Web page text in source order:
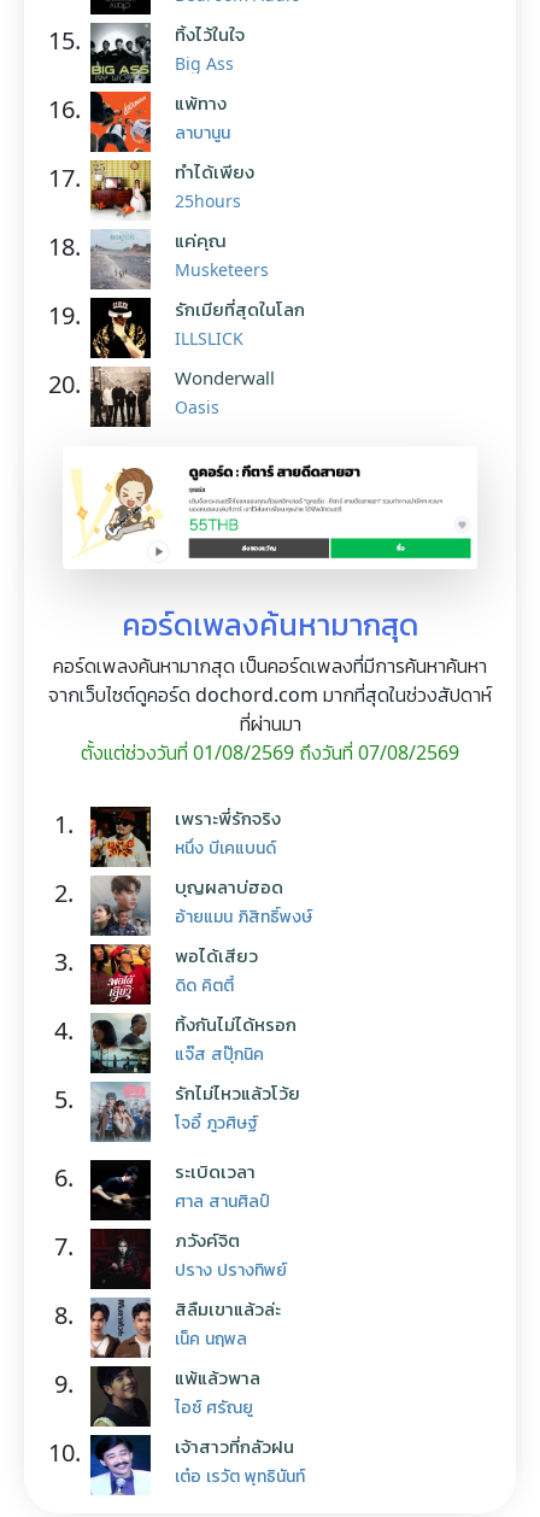
15. ทิ้งไว้ในใจ
Big Ass
16. แพ้ทาง
ลาบานูน
17. ทำได้เพียง
25hours
18. แค่คุณ
Musketeers
19. รักเมียที่สุดในโลก
ILLSLICK
20. Wonderwall
Oasis
คอร์ดเพลงค้นหามากสุด
คอร์ดเพลงค้นหามากสุด เป็นคอร์ดเพลงที่มีการค้นหาค้นหา
จากเว็บไซต์ดูคอร์ด dochord.com มากที่สุดในช่วงสัปดาห์
ที่ผ่านมา
ตั้งแต่ช่วงวันที่ 01/08/2569 ถึงวันที่ 07/08/2569
1. เพราะพี่รักจริง
หนึ่ง บีเคแบนด์
2. บุญผลาบ่ฮอด
อ้ายแมน ภิสิทธิ์พงษ์
3. พอได้เสียว
ดิด คิตตี้
4. ทิ้งกันไม่ได้หรอก
แจ๊ส สปุ๊กนิค
5. รักไม่ไหวแล้วโว้ย
โจอี้ ภูวศิษฐ์
6. ระเบิดเวลา
ศาล สานศิลป์
7. ภวังค์จิต
ปราง ปรางทิพย์
8. สิลืมเขาแล้วล่ะ
เน็ค นฤพล
9. แพ้แล้วพาล
ไอซ์ ศรัณยู
10. เจ้าสาวที่กลัวฝน
เต๋อ เรวัต พุทธินันท์